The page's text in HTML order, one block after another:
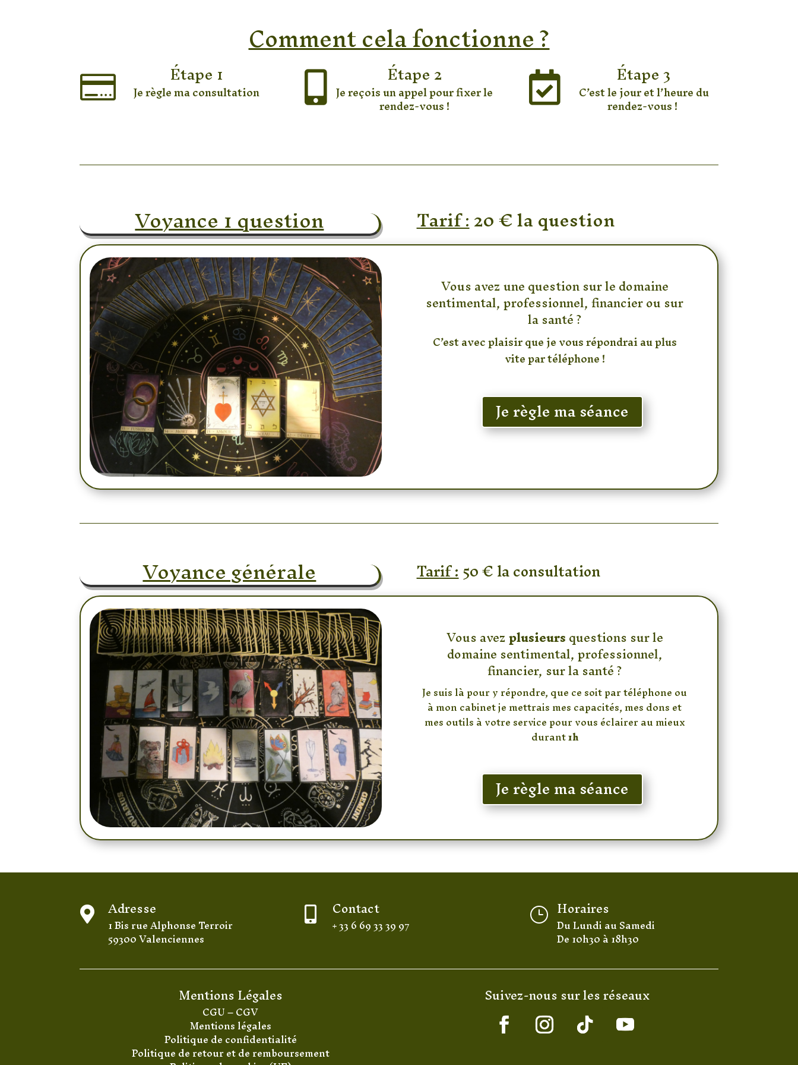
Comment cela fonctionne ?
 Étape 1
Je règle ma consultation  Étape 2
Je reçois un appel pour fixer le
rendez-vous !
 Étape 3
C’est le jour et l’heure du
rendez-vous !
Voyance 1 question Tarif :20 € la question
Vous avez une question sur le domaine
sentimental, professionnel, financier ou sur
la santé ?
C’est avec plaisir que je vous répondrai au plus
vite par téléphone !
Je règle ma séance
Voyance générale Tarif :50 € la consultation
Vous avezplusieursquestions sur le
domaine sentimental, professionnel,
financier, sur la santé ?
Je suis là pour y répondre, que ce soit par téléphone ou
à mon cabinet je mettrais mes capacités, mes dons et
mes outils à votre service pour vous éclairer au mieux
durant1h
Je règle ma séance
 Adresse
1 Bis rue Alphonse Terroir
59300 Valenciennes
 Contact
+ 33 6 69 33 39 97
} Horaires
Du Lundi au Samedi
De 10h30 à 18h30
Mentions Légales
CGU–CGV
Mentions légales
Politique de confidentialité
Politique de retour et de remboursement
Suivez-nous sur les réseaux